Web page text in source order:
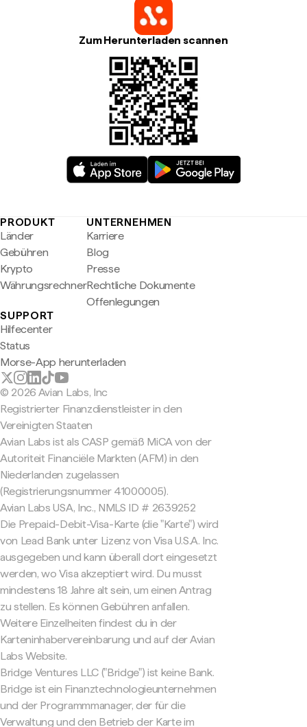
Zum Herunterladen scannen
PRODUKT
Länder
Gebühren
Krypto
Währungsrechner
UNTERNEHMEN
Karriere
Blog
Presse
Rechtliche Dokumente
Offenlegungen
SUPPORT
Hilfecenter
Status
Morse-App herunterladen
© 2026 Avian Labs, Inc
Registrierter Finanzdienstleister in den
Vereinigten Staaten
Avian Labs ist als CASP gemäß MiCA von der
Autoriteit Financiële Markten (AFM) in den
Niederlanden zugelassen
(Registrierungsnummer 41000005).
Avian Labs USA, Inc., NMLS ID # 2639252
Die Prepaid-Debit-Visa-Karte (die "Karte") wird
von Lead Bank unter Lizenz von Visa U.S.A. Inc.
ausgegeben und kann überall dort eingesetzt
werden, wo Visa akzeptiert wird. Du musst
mindestens 18 Jahre alt sein, um einen Antrag
zu stellen. Es können Gebühren anfallen.
Weitere Einzelheiten findest du in der
Karteninhabervereinbarung und auf der Avian
Labs Website.
Bridge Ventures LLC ("Bridge") ist keine Bank.
Bridge ist ein Finanztechnologieunternehmen
und der Programmmanager, der für die
Verwaltung und den Betrieb der Karte im